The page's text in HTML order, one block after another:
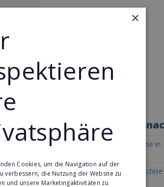
in Rheinland-Pfalz
in
Automaten-Lizenz Franchise in
Fitness & Gesundheit Franchise
Rheinland-Pfalz
×
Cookies, um die Navigation auf der
verbessern, die Nutzung der Website zu
und unsere Marketingaktivitäten zu